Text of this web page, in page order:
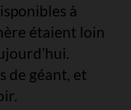
à
étaient loin
de géant, et